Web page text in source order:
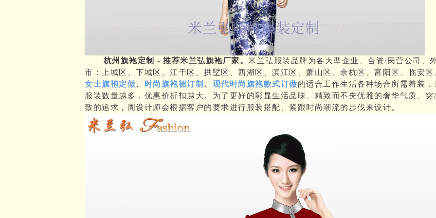
杭州旗袍定制 - 推荐米兰弘旗袍厂家。 米兰弘服装品牌为各大型企业、合资/民营公司、
市：上城区、下城区、江干区、拱墅区、西湖区、滨江区、萧山区、余杭区、富阳区、临安
女士旗袍定做、 时尚旗袍裙订制 、 现代时尚旗袍款式订做的适合工作生活各种场合所需着装，
服装数量越多，优惠价折扣越大。为了更好的彰显生活品味、精致而不失优雅的奢华气质、
致的追求，周设计师会根据客户的要求进行服装搭配、紧跟时尚潮流的步伐来设计。